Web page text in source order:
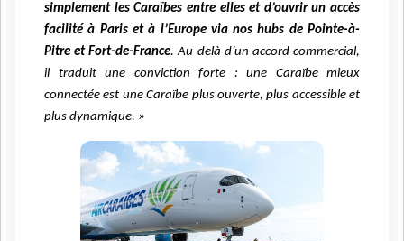
simplement les Caraïbes entre elles et d’ouvrir un accès
facilité à Paris et à l’Europe via nos hubs de Pointe-à-
Pitre et Fort-de-France. Au-delà d’un accord commercial,
il traduit une conviction forte : une Caraïbe mieux
connectée est une Caraïbe plus ouverte, plus accessible et
plus dynamique. »